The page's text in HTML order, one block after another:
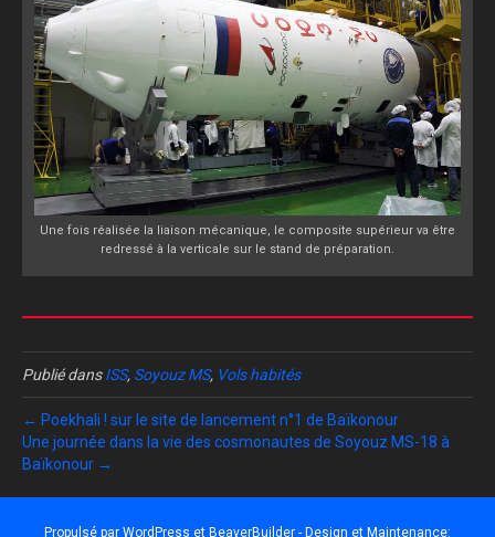
Une fois réalisée la liaison mécanique, le composite supérieur va être
redressé à la verticale sur le stand de préparation.
Publié dansISS, Soyouz MS, Vols habités
← Poekhali ! sur le site de lancement n°1 de Baïkonour
Une journée dans la vie des cosmonautes de Soyouz MS-18 à
Baïkonour →
Propulsé par WordPress et BeaverBuilder - Design et Maintenance: